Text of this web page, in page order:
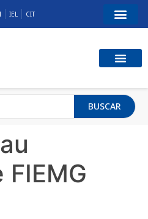
IEL CIT
BUSCAR